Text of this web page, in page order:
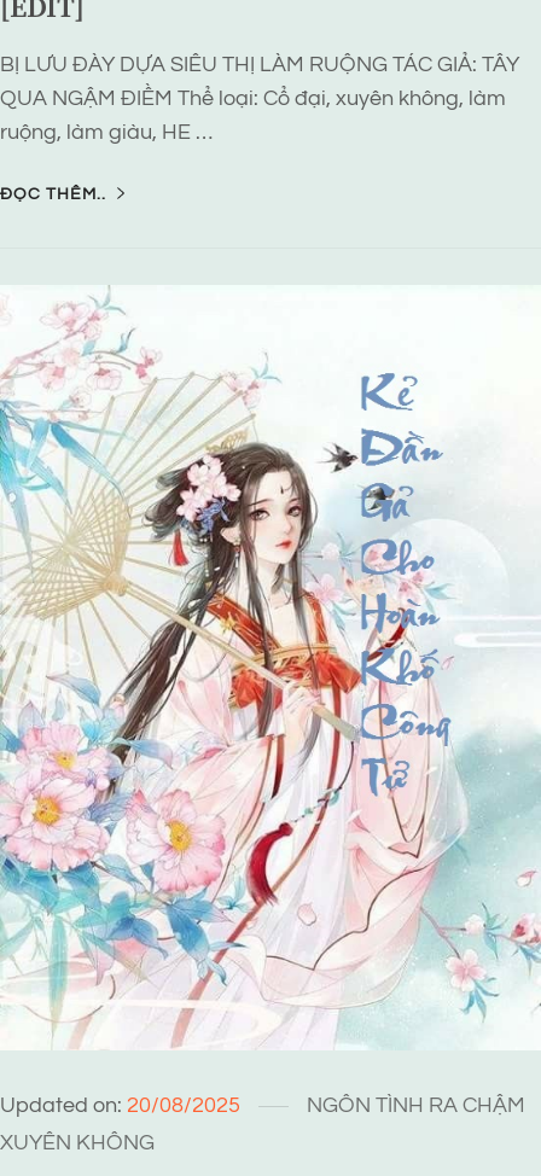
[EDIT]
BỊ LƯU ĐÀY DỰA SIÊU THỊ LÀM RUỘNG TÁC GIẢ: TÂY
QUA NGẬM ĐIỀM Thể loại: Cổ đại, xuyên không, làm
ruộng, làm giàu, HE …
ĐỌC THÊM..
Updated on: 20/08/2025 NGÔN TÌNH RA CHẬM
XUYÊN KHÔNG